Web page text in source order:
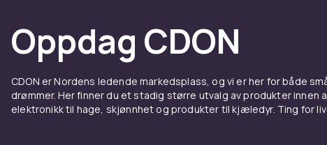
Oppdag CDON
CDON er Nordens ledende markedsplass, og vi er her for både
drømmer. Her finner du et stadig større utvalg av produkter innen
elektronikk til hage, skjønnhet og produkter til kjæledyr. Ting for